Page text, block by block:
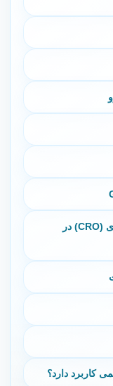
نقش سازمان‌های تحقیقات قراردادی (CRO) در